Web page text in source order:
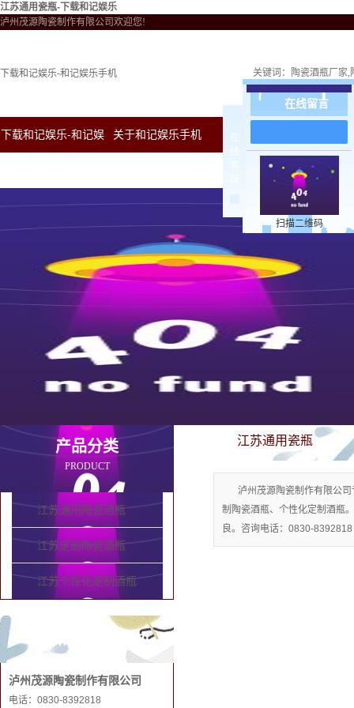
江苏通用瓷瓶-下载和记娱乐
泸州茂源陶瓷制作有限公司欢迎您!
下载和记娱乐-和记娱乐手机 关键词： 陶瓷酒瓶厂家
下载和记娱乐-和记娱 关于和记娱乐手机
产品分类
PRODUCT
江苏通用陶瓷酒瓶
江苏定制陶瓷酒瓶
江苏个性化定制酒瓶
联系和记娱乐手机
泸州茂源陶瓷制作有限公司
电话：0830-8392818
江苏通用瓷瓶
泸州茂源陶瓷制作有限公
制陶瓷酒瓶、个性化定制酒瓶
良。咨询电话：0830-8392818
在
在线留言
扫描二维码